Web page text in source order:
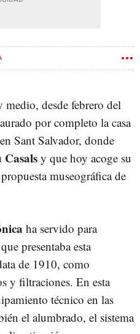
desde febrero del
por completo la casa
Sant Salvador, donde
Casals y que hoy acoge su
museográfica de
ha servido para
presentaba esta
de 1910, como
y filtraciones. En esta
técnico en las
el alumbrado, el sistema